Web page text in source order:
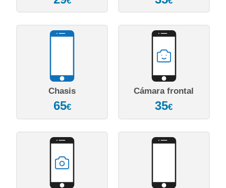
Chasis
65€
Cámara frontal
35€